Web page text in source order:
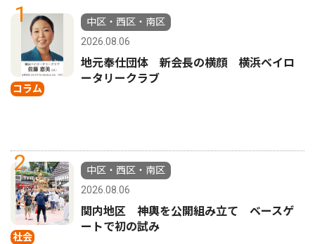
1
コラム
中区・西区・南区
2026.08.06
地元奉仕団体 新会長の横顔 横浜ベイロ
ータリークラブ
2
社会
中区・西区・南区
2026.08.06
関内地区 神輿を公開組み立て ベースゲ
ートで初の試み